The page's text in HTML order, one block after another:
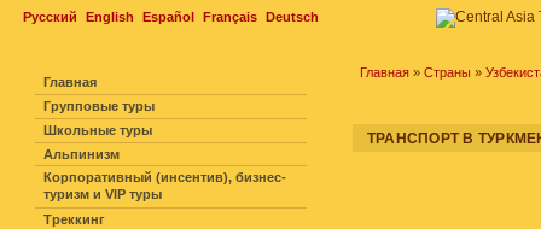
Русский English Español Français Deutsch
Главная » Страны »
ТРАНСПОРТ В
Главная
Групповые туры
Школьные туры
Альпинизм
Корпоративный (инсентив), бизнес-
туризм и VIP туры
Треккинг